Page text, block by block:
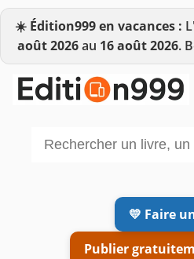
☀️ Édition999 en vacances :
août 2026au 16 août 2026.
💛 Faire
Publier